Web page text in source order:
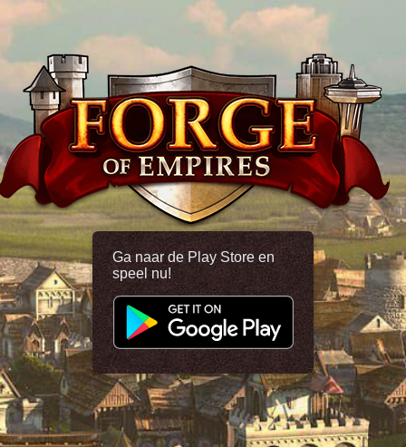
Ga naar de Play Store en
speel nu!